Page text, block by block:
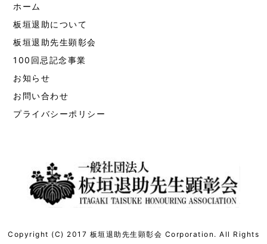
ホーム
板垣退助について
板垣退助先生顕彰会
100回忌記念事業
お知らせ
お問い合わせ
プライバシーポリシー
Copyright (C) 2017 板垣退助先生顕彰会 Corporation. All Rights